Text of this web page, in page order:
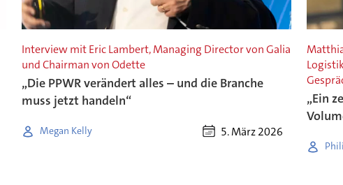
Interview mit Eric Lambert, Managing Director von Galia
und Chairman von Odette
„Die PPWR verändert alles – und die Branche
muss jetzt handeln“
Megan Kelly 5. März 2026
„Ein